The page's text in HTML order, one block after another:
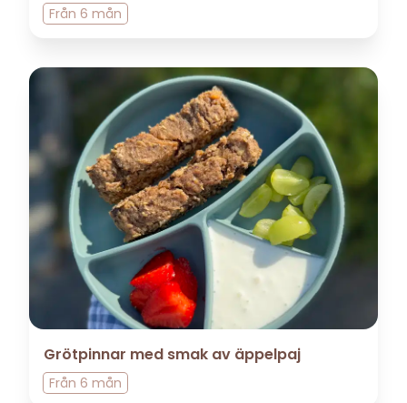
Från 6 mån
Grötpinnar med smak av äppelpaj
Från 6 mån